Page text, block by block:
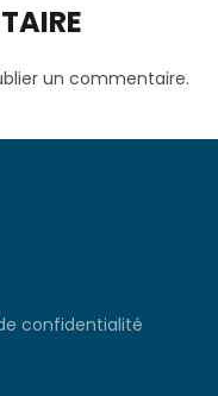
un commentaire.
confidentialité